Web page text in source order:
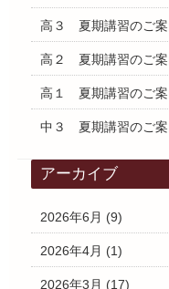
高３ 夏期講習のご案
高２ 夏期講習のご案
高１ 夏期講習のご案
中３ 夏期講習のご案
アーカイブ
2026年6月 (9)
2026年4月 (1)
2026年3月 (17)